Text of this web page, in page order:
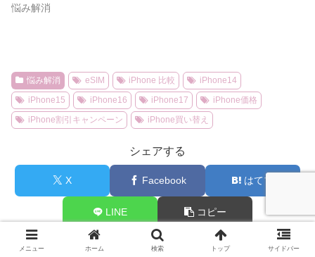
悩み解消
悩み解消 eSIM iPhone 比較
iPhone14
iPhone15
iPhone16 iPhone17
iPhone価格
iPhone割引キャンペーン
iPhone買い替え
シェアする
X Facebook はてブ
LINE コピー
メニュー ホーム 検索 トップ サイドバー